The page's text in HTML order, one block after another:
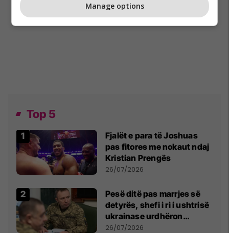
Top 5
Fjalët e para të Joshuas
pas fitores me nokaut ndaj
Kristian Prengës
26/07/2026
Pesë ditë pas marrjes së
detyrës, shefi i ri i ushtrisë
ukrainase urdhëron
kontroll të madh
26/07/2026
Manage options